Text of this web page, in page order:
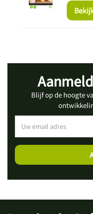
Blijf op de hoogte